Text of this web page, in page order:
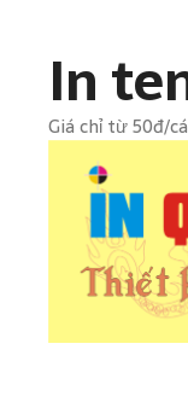
contentIn
Giá chỉ từ 50đ/